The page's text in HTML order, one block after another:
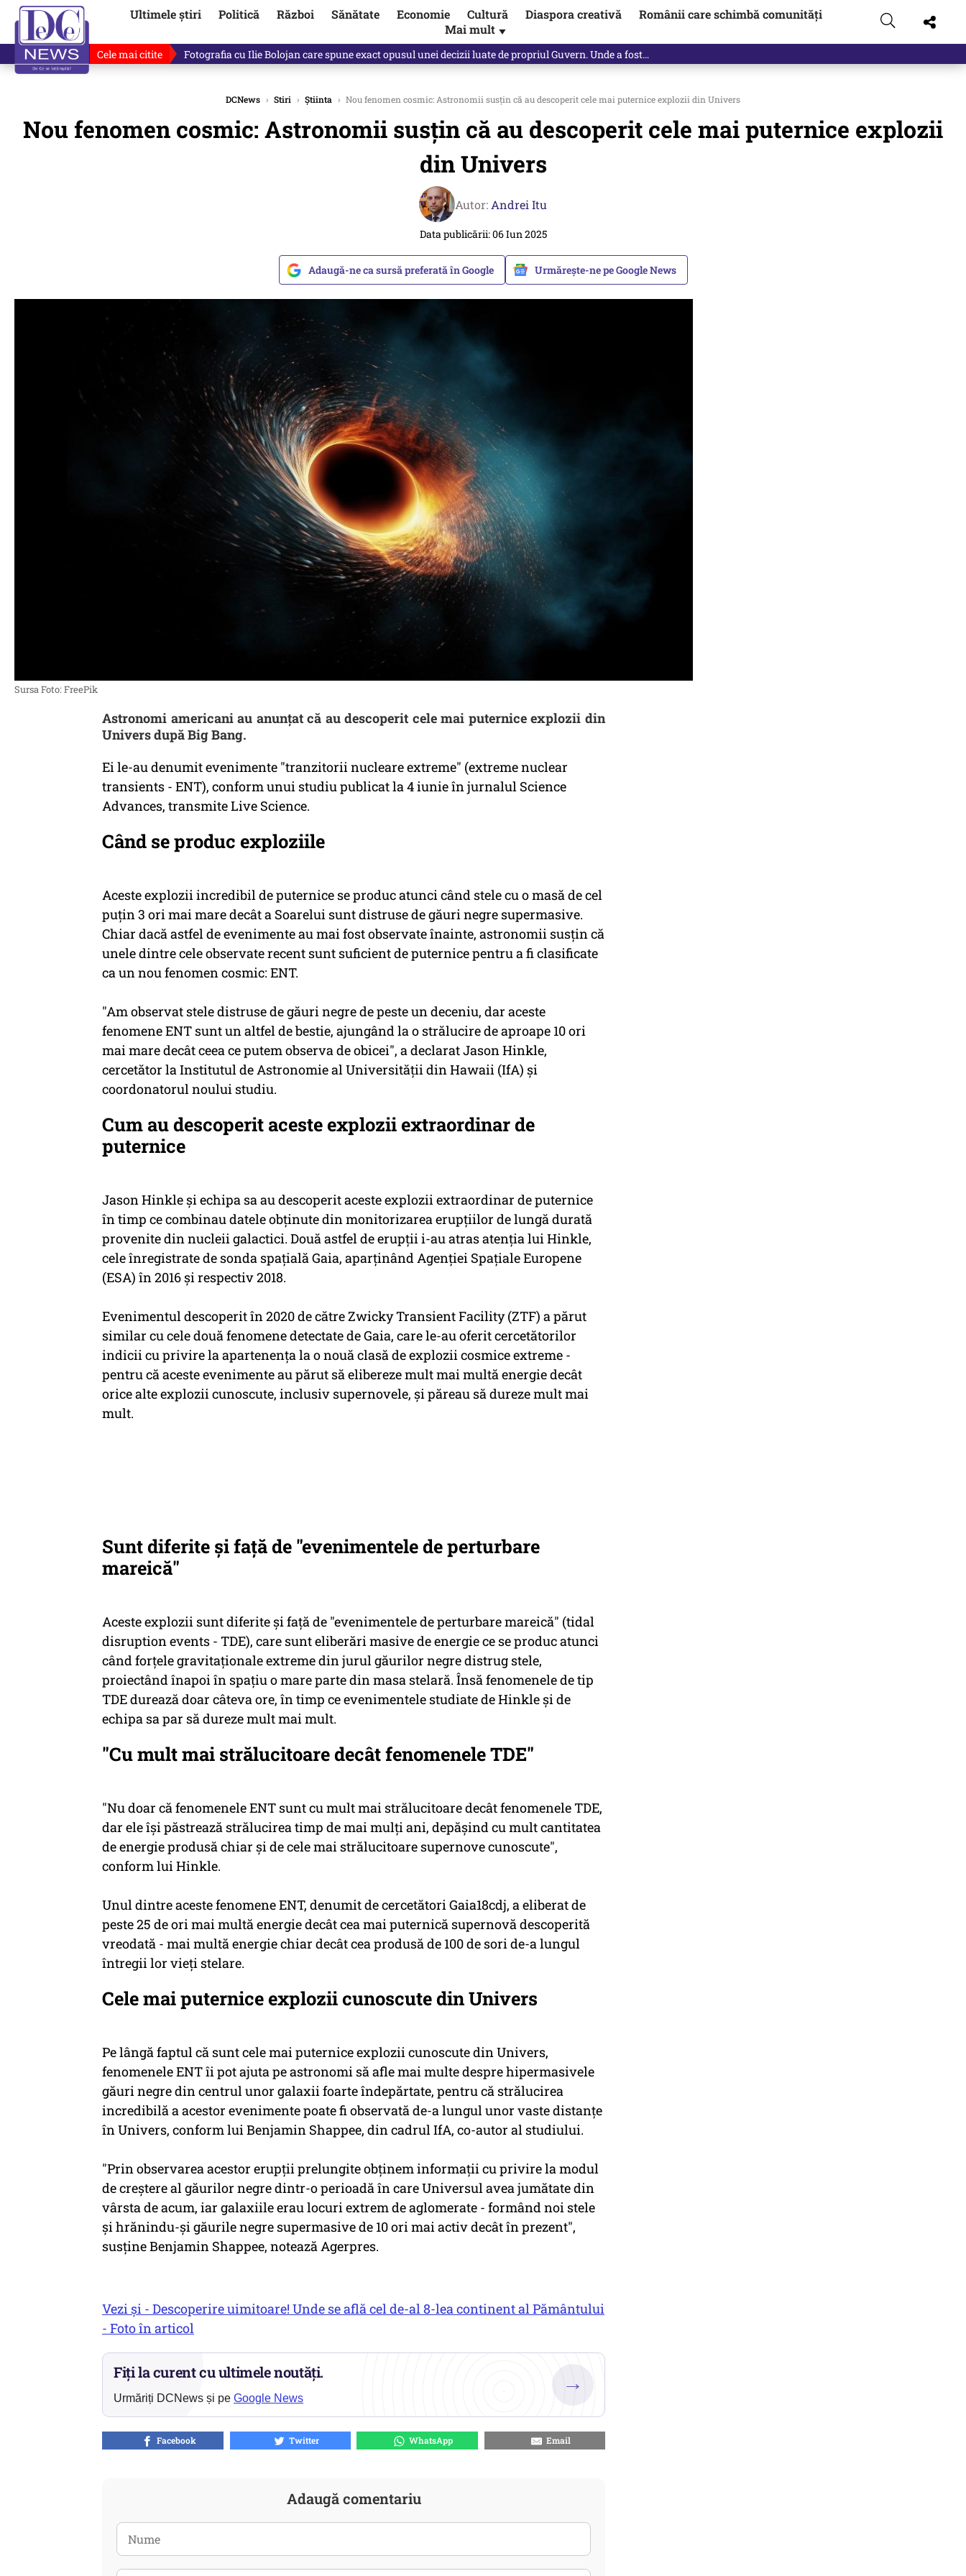
Ultimele știri Politică Război Sănătate Economie Cultură Diaspora creativă
Românii care schimbă comunități
Mai mult ▼
Cele mai citite De ce minte Ilie Bolojan? Ce spune Mircea Badea: E o minciună de mari proporții
DCNews › Stiri › Știinta › Nou fenomen cosmic: Astronomii susţin că au descoperit cele mai puternice explozii din Univers
Nou fenomen cosmic: Astronomii susţin că au descoperit cele mai puternice explozii
din Univers
Autor: Andrei Itu
Data publicării: 06 Iun 2025
Adaugă-ne ca sursă preferată în Google Urmărește-ne pe Google News
Sursa Foto: FreePik
Astronomi americani au anunţat că au descoperit cele mai puternice explozii din
Univers după Big Bang.
Ei le-au denumit evenimente "tranzitorii nucleare extreme" (extreme nuclear
transients - ENT), conform unui studiu publicat la 4 iunie în jurnalul Science
Advances, transmite Live Science.
Când se produc exploziile
Aceste explozii incredibil de puternice se produc atunci când stele cu o masă de cel
puţin 3 ori mai mare decât a Soarelui sunt distruse de găuri negre supermasive.
Chiar dacă astfel de evenimente au mai fost observate înainte, astronomii susţin că
unele dintre cele observate recent sunt suficient de puternice pentru a fi clasificate
ca un nou fenomen cosmic: ENT.
"Am observat stele distruse de găuri negre de peste un deceniu, dar aceste
fenomene ENT sunt un altfel de bestie, ajungând la o strălucire de aproape 10 ori
mai mare decât ceea ce putem observa de obicei", a declarat Jason Hinkle,
cercetător la Institutul de Astronomie al Universităţii din Hawaii (IfA) şi
coordonatorul noului studiu.
Cum au descoperit aceste explozii extraordinar de
puternice
Jason Hinkle şi echipa sa au descoperit aceste explozii extraordinar de puternice
în timp ce combinau datele obţinute din monitorizarea erupţiilor de lungă durată
provenite din nucleii galactici. Două astfel de erupţii i-au atras atenţia lui Hinkle,
cele înregistrate de sonda spaţială Gaia, aparţinând Agenţiei Spaţiale Europene
(ESA) în 2016 şi respectiv 2018.
Evenimentul descoperit în 2020 de către Zwicky Transient Facility (ZTF) a părut
similar cu cele două fenomene detectate de Gaia, care le-au oferit cercetătorilor
indicii cu privire la apartenenţa la o nouă clasă de explozii cosmice extreme -
pentru că aceste evenimente au părut să elibereze mult mai multă energie decât
orice alte explozii cunoscute, inclusiv supernovele, şi păreau să dureze mult mai
mult.
Sunt diferite şi faţă de "evenimentele de perturbare
mareică"
Aceste explozii sunt diferite şi faţă de "evenimentele de perturbare mareică" (tidal
disruption events - TDE), care sunt eliberări masive de energie ce se produc atunci
când forţele gravitaţionale extreme din jurul găurilor negre distrug stele,
proiectând înapoi în spaţiu o mare parte din masa stelară. Însă fenomenele de tip
TDE durează doar câteva ore, în timp ce evenimentele studiate de Hinkle şi de
echipa sa par să dureze mult mai mult.
"Cu mult mai strălucitoare decât fenomenele TDE"
"Nu doar că fenomenele ENT sunt cu mult mai strălucitoare decât fenomenele TDE,
dar ele îşi păstrează strălucirea timp de mai mulţi ani, depăşind cu mult cantitatea
de energie produsă chiar şi de cele mai strălucitoare supernove cunoscute",
conform lui Hinkle.
Unul dintre aceste fenomene ENT, denumit de cercetători Gaia18cdj, a eliberat de
peste 25 de ori mai multă energie decât cea mai puternică supernovă descoperită
vreodată - mai multă energie chiar decât cea produsă de 100 de sori de-a lungul
întregii lor vieţi stelare.
Cele mai puternice explozii cunoscute din Univers
Pe lângă faptul că sunt cele mai puternice explozii cunoscute din Univers,
fenomenele ENT îi pot ajuta pe astronomi să afle mai multe despre hipermasivele
găuri negre din centrul unor galaxii foarte îndepărtate, pentru că strălucirea
incredibilă a acestor evenimente poate fi observată de-a lungul unor vaste distanţe
în Univers, conform lui Benjamin Shappee, din cadrul IfA, co-autor al studiului.
"Prin observarea acestor erupţii prelungite obţinem informaţii cu privire la modul
de creştere al găurilor negre dintr-o perioadă în care Universul avea jumătate din
vârsta de acum, iar galaxiile erau locuri extrem de aglomerate - formând noi stele
şi hrănindu-şi găurile negre supermasive de 10 ori mai activ decât în prezent",
susţine Benjamin Shappee, notează Agerpres.
Vezi și - Descoperire uimitoare! Unde se află cel de-al 8-lea continent al Pământului
- Foto în articol
Fiți la curent cu ultimele noutăți.
Urmăriți DCNews și pe Google News
→
Facebook Twitter WhatsApp Email
Adaugă comentariu